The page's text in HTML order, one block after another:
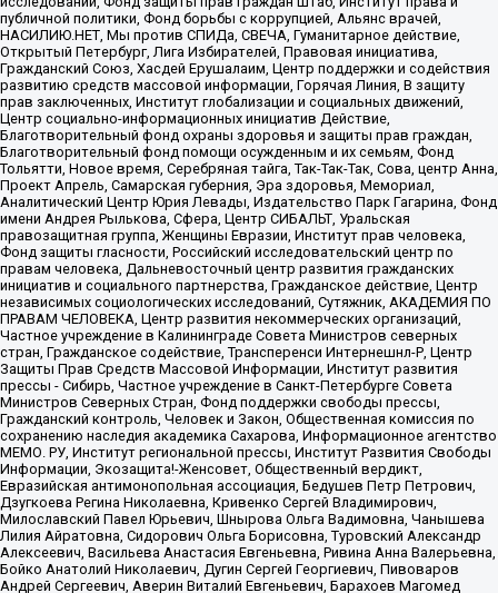
публичной политики, Фонд борьбы с коррупцией, Альянс врачей,
НАСИЛИЮ.НЕТ, Мы против СПИДа, СВЕЧА, Гуманитарное действие,
Открытый Петербург, Лига Избирателей, Правовая инициатива,
Гражданский Союз, Хасдей Ерушалаим, Центр поддержки и содействия
развитию средств массовой информации, Горячая Линия, В защиту
прав заключенных, Институт глобализации и социальных движений,
Центр социально-информационных инициатив Действие,
Благотворительный фонд охраны здоровья и защиты прав граждан,
Благотворительный фонд помощи осужденным и их семьям, Фонд
Тольятти, Новое время, Серебряная тайга, Так-Так-Так, Сова, центр Анна,
Проект Апрель, Самарская губерния, Эра здоровья, Мемориал,
Аналитический Центр Юрия Левады, Издательство Парк Гагарина, Фонд
имени Андрея Рылькова, Сфера, Центр СИБАЛЬТ, Уральская
правозащитная группа, Женщины Евразии, Институт прав человека,
Фонд защиты гласности, Российский исследовательский центр по
правам человека, Дальневосточный центр развития гражданских
инициатив и социального партнерства, Гражданское действие, Центр
независимых социологических исследований, Сутяжник, АКАДЕМИЯ ПО
ПРАВАМ ЧЕЛОВЕКА, Центр развития некоммерческих организаций,
Частное учреждение в Калининграде Совета Министров северных
стран, Гражданское содействие, Трансперенси Интернешнл-Р, Центр
Защиты Прав Средств Массовой Информации, Институт развития
прессы - Сибирь, Частное учреждение в Санкт-Петербурге Совета
Министров Северных Стран, Фонд поддержки свободы прессы,
Гражданский контроль, Человек и Закон, Общественная комиссия по
сохранению наследия академика Сахарова, Информационное агентство
МЕМО. РУ, Институт региональной прессы, Институт Развития Свободы
Информации, Экозащита!-Женсовет, Общественный вердикт,
Евразийская антимонопольная ассоциация, Бедушев Петр Петрович,
Дзугкоева Регина Николаевна, Кривенко Сергей Владимирович,
Милославский Павел Юрьевич, Шнырова Ольга Вадимовна, Чанышева
Лилия Айратовна, Сидорович Ольга Борисовна, Туровский Александр
Алексеевич, Васильева Анастасия Евгеньевна, Ривина Анна Валерьевна,
Бойко Анатолий Николаевич, Дугин Сергей Георгиевич, Пивоваров
Андрей Сергеевич, Аверин Виталий Евгеньевич, Барахоев Магомед